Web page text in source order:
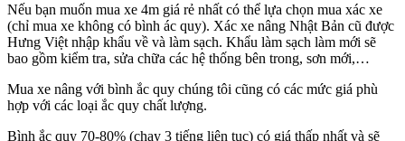
Nếu bạn muốn mua xe 4m giá rẻ nhất có thể lựa chọn mua xác xe
(chỉ mua xe không có bình ác quy). Xác xe nâng Nhật Bản cũ được
Hưng Việt nhập khẩu về và làm sạch. Khẩu làm sạch làm mới sẽ
bao gồm kiểm tra, sửa chữa các hệ thống bên trong, sơn mới,…
Mua xe nâng với bình ắc quy chúng tôi cũng có các mức giá phù
hợp với các loại ắc quy chất lượng.
Bình ắc quy 70-80% (chạy 3 tiếng liên tục) có giá thấp nhất và sẽ